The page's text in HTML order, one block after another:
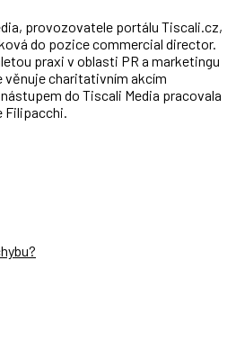
provozovatele portálu Tiscali.cz,
do pozice commercial director.
praxi v oblasti PR a marketingu
věnuje charitativním akcím
do Tiscali Media pracovala
Filipacchi.